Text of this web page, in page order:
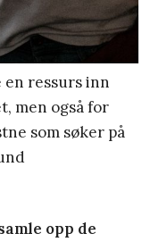
ressurs inn
men også for
som søker på
opp de